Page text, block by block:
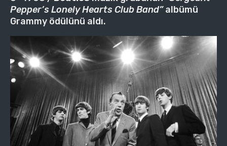
Pepper’s Lonely Hearts Club Band”albümü
Grammy ödülünü aldı.